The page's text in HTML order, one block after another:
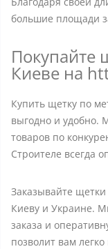
большие площади
Покупайте
Киеве на
Купить щетку по
выгодно и удобно.
товаров по
Строителе всегда
Заказывайте
Киеву и Украине.
заказа и
позволит вам